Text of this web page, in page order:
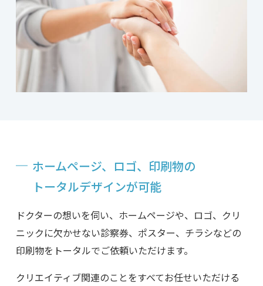
ホームページ、ロゴ、印刷物の
トータルデザインが可能
ドクターの想いを伺い、ホームページや、ロゴ、クリ
ニックに欠かせない診察券、ポスター、チラシなどの
印刷物をトータルでご依頼いただけます。
クリエイティブ関連のことをすべてお任せいただける